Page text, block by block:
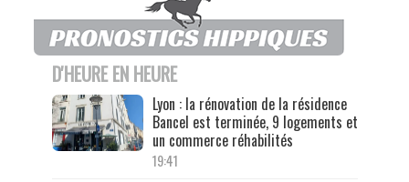
D'HEURE EN HEURE
Lyon : la rénovation de la résidence
Bancel est terminée, 9 logements et
un commerce réhabilités
19:41